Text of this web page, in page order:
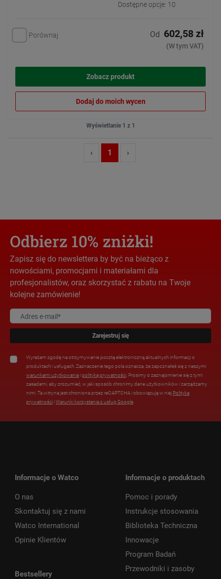
Dostępne opcje: 10
Porównaj Od 602,58 zł
(W tym VAT)
Zobacz produkt
Dodaj do moich wycen
Wyświetlanie 1 z 1
‹ 1 ›
Odbierz 10% zniżki!
Zapisz się do newslettera by być na bieżąco z
nowościami, promocjami i materiałami dla
profesjonalistów, oraz skorzystać z rabatu na Twoje
kolejne zamówienie!
Zarejestruj się
Wyrażam zgodę na otrzymywanie pocztą elektroniczną aktualnych informacji o
produktach i usługach. Zaznaczenie tego pola oznacza, że zapoznałeś się z naszymi
warunkami użytkowania ipolityką prywatności . Prosimy o zaznajomienie się z tymi
zasadami, aby zrozumieć, w jaki sposób chronimy dane użytkowników i zarządzamy
nimi. Ta witryna jest chroniona przez reCAPTCHA i obowiązują w niej Polityka
prywatności iWarunki korzystania z usług Google
Informacje o Watco
O nas
Skontaktuj się z nami
Watco International
Opinie Klientów
Bestsellery
Informacje o produktach
Pomoc i porady
Instrukcje stosowania
Biblioteka Techniczna
Innowacje
Program Badań
Przewodniki i zasoby